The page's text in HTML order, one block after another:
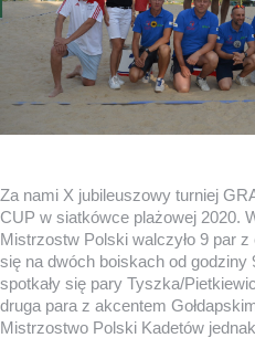
Za nami X jubileuszowy turniej
CUP w siatkówce plażowej 2020.
Mistrzostw Polski walczyło 9 par z
się na dwóch boiskach od godziny
spotkały się pary Tyszka/
druga para z akcentem
Mistrzostwo Polski Kadetów